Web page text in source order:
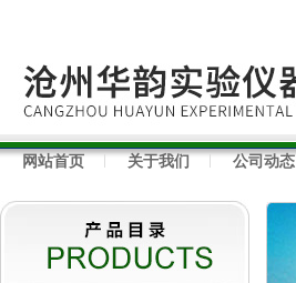
网站首页 关于我们 公司动态